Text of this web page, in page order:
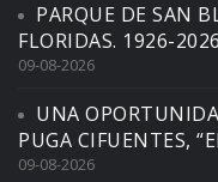
PARQUE DE SAN
FLORIDAS. 1926-
09-08-2026
UNA
PUGA CIFUENTES,
09-08-2026